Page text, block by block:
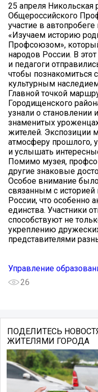
25 апреля Никольская
Общероссийского
участие в
«Изучаем историю
Профсоюзом»,
народов России. В
и педагоги
чтобы познакомиться
культурным
Главной точкой
Городищенского
узнали о становлении
знаменитых
жителей. Экспозиции
атмосферу прошлого,
и услышать
Помимо музея,
другие знаковые
Особое внимание
связанным с историей
России, что особенно
единства. Участники
способствуют не
укреплению
представителями
Управление
26
ПОДЕЛИТЕСЬ
ЖИТЕЛЯМИ ГОРОДА